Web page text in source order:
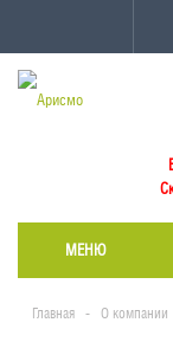
МЕНЮ
Главная - О компании